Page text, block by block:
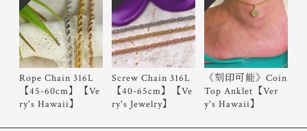
Rope Chain 316L
【45-60cm】【Ve
ry's Hawaii】
Screw Chain 316L
【40-65cm】【Ve
ry's Jewelry】
《刻印可能》Coin
Top Anklet【Ver
y's Hawaii】